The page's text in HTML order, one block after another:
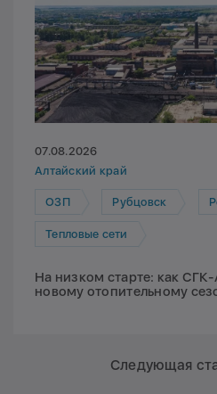
07.08.2026
Алтайский край
ОЗП Рубцовск
Тепловые сети
На низком старте: как СГК-
новому отопительному
Следующая